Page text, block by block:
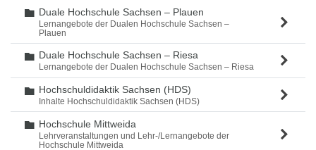
Ordner
Duale Hochschule Sachsen – Plauen
Lernangebote der Dualen Hochschule Sachsen –
Plauen
Ordner
Duale Hochschule Sachsen – Riesa
Lernangebote der Dualen Hochschule Sachsen – Riesa
Ordner
Hochschuldidaktik Sachsen (HDS)
Inhalte Hochschuldidaktik Sachsen (HDS)
Ordner
Hochschule Mittweida
Lehrveranstaltungen und Lehr-/Lernangebote der
Hochschule Mittweida